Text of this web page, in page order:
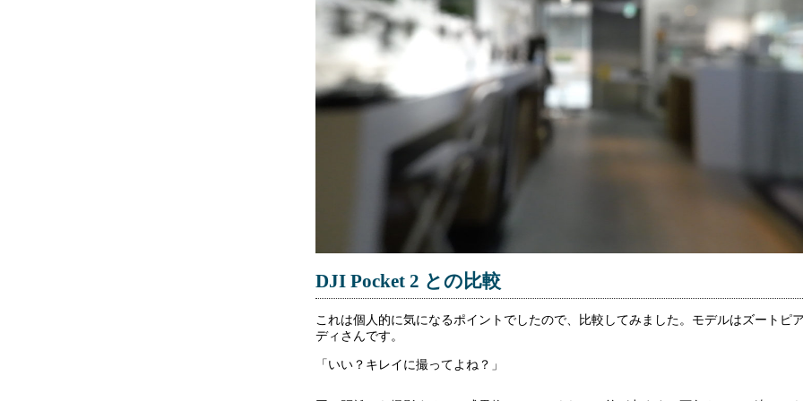
DJI Pocket 2 との比較
これは個人的に気になるポイントでしたので、比較してみました。モデルはズートピ
ディさんです。
「いい？キレイに撮ってよね？」